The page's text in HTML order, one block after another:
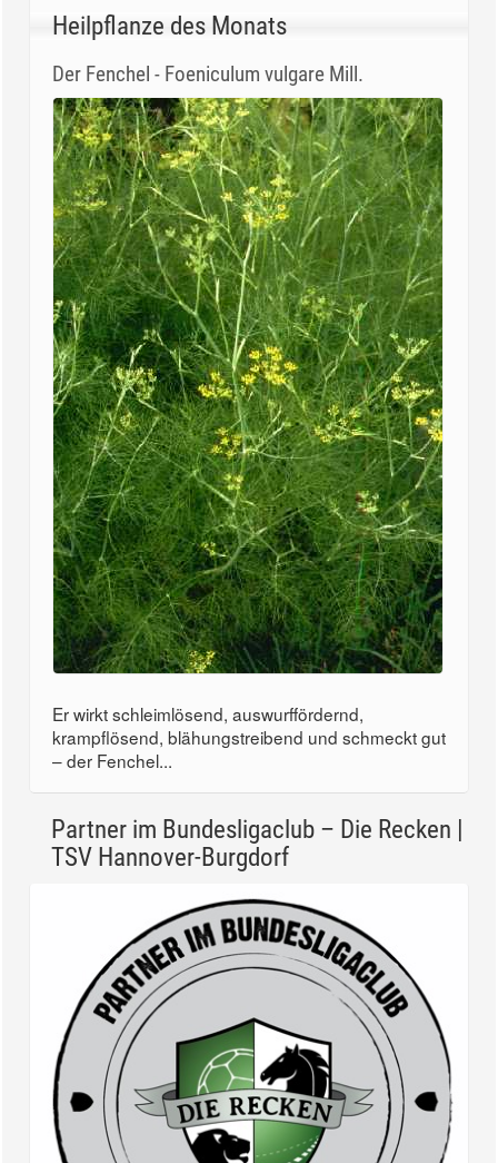
Heilpflanze des Monats
Der Fenchel - Foeniculum vulgare Mill.
Er wirkt schleimlösend, auswurffördernd,
krampflösend, blähungstreibend und schmeckt gut
– der Fenchel...
Partner im Bundesligaclub – Die Recken |
TSV Hannover-Burgdorf